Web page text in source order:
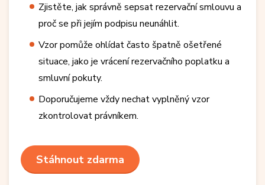
Zjistěte, jak správně sepsat rezervační smlouvu a
proč se při jejím podpisu neunáhlit.
Vzor pomůže ohlídat často špatně ošetřené
situace, jako je vrácení rezervačního poplatku a
smluvní pokuty.
Doporučujeme vždy nechat vyplněný vzor
zkontrolovat právníkem.
Stáhnout zdarma